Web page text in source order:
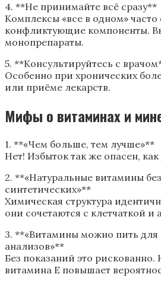
4. **Не принимайте всё сразу**
Комплексы «все в одном» часто
конфликтующие компоненты.
монопрепараты.
5. **Консультируйтесь с
Особенно при хронических
или приёме лекарств.
Мифы о витаминах и
1. **«Чем больше, тем лучше»**
Нет! Избыток так же опасен,
2. **«Натуральные витамины
синтетических»**
Химическая структура
они сочетаются с клетчаткой и
3. **«Витамины можно пить для
анализов»**
Без показаний это
витамина E повышает